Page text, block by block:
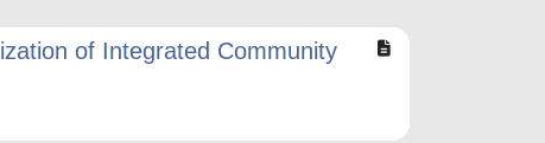
of Integrated Community